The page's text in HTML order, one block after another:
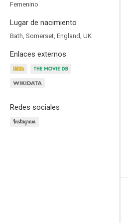
Femenino
Lugar de nacimiento
Bath, Somerset, England, UK
Enlaces externos
Redes sociales